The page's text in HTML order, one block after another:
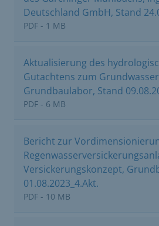
Deutschland GmbH, Stand
PDF - 1 MB
Aktualisierung des
Gutachtens zum
Grundbaulabor, Stand
PDF - 6 MB
Bericht zur
Versickerungskonzept,
01.08.2023_4.Akt.
PDF - 10 MB